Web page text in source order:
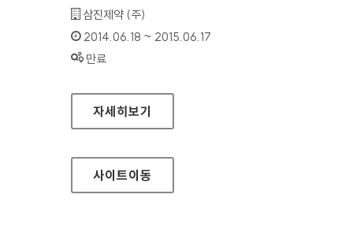
기관명 :
삼진제약 (주)
인증기간 :
2014.06.18 ~ 2015.06.17
상태 :
만료
삼진제약 홈페이지
자세히보기
사이트이동